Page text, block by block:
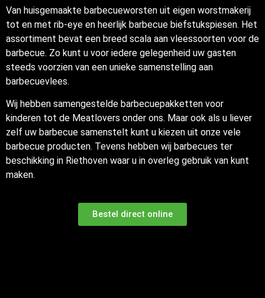
Van huisgemaakte barbecueworsten uit eigen worstmakerij
tot en met rib-eye en heerlijk barbecue biefstukspiesen. Het
assortiment bevat een breed scala aan vleessoorten voor de
barbecue. Zo kunt u voor iedere gelegenheid uw gasten
steeds voorzien van een unieke samenstelling aan
barbecuevlees.
Wij hebben samengestelde barbecuepakketten voor
kinderen tot de Meatlovers onder ons. Maar ook als u liever
zelf uw barbecue samenstelt kunt u kiezen uit onze vele
barbecue producten. Tevens hebben wij barbecues ter
beschikking in Riethoven waar u in overleg gebruik van kunt
maken.
Bestel direct online